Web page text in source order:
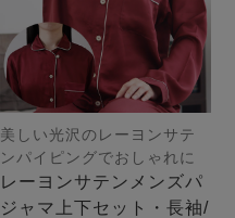
美しい光沢のレーヨンサテ
ンパイピングでおしゃれに
レーヨンサテンメンズパ
ジャマ上下セット・長袖/